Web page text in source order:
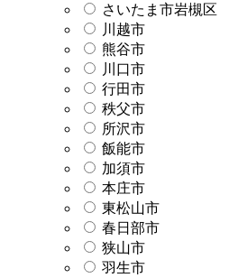
さいたま市岩槻区
川越市
熊谷市
川口市
行田市
秩父市
所沢市
飯能市
加須市
本庄市
東松山市
春日部市
狭山市
羽生市